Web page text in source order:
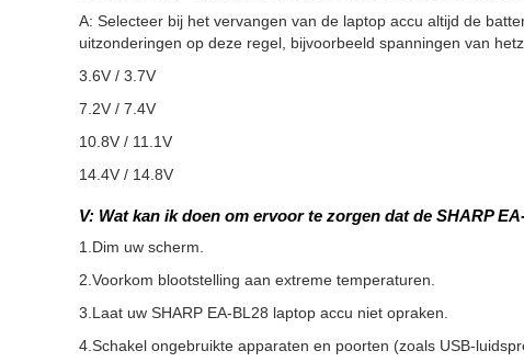
A: Selecteer bij het vervangen van de laptop accu altijd de
uitzonderingen op deze regel, bijvoorbeeld spanningen van
3.6V / 3.7V
7.2V / 7.4V
10.8V / 11.1V
14.4V / 14.8V
V: Wat kan ik doen om ervoor te zorgen dat de SHARP
1.Dim uw scherm.
2.Voorkom blootstelling aan extreme temperaturen.
3.Laat uw SHARP EA-BL28 laptop accu niet opraken.
4.Schakel ongebruikte apparaten en poorten (zoals USB-